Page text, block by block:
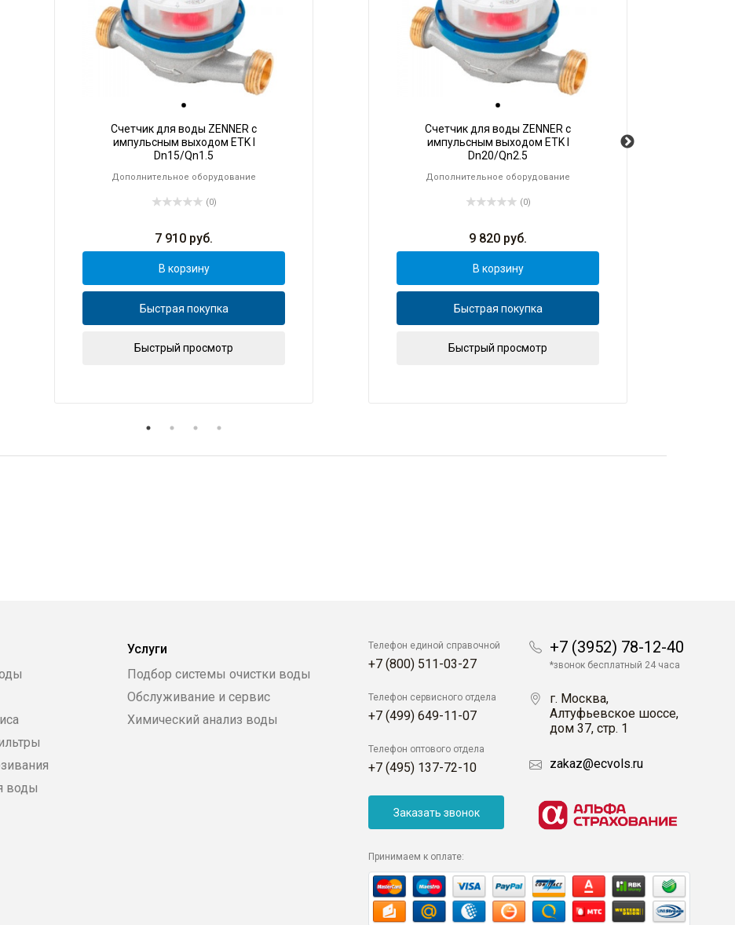
Счетчик для воды ZENNER с
импульсным выходом ETK I
Dn15/Qn1.5
Дополнительное оборудование
(0)
7 910 руб.
В корзину
Быстрая покупка
Быстрый просмотр
Счетчик для воды ZENNER с
импульсным выходом ETK I
Dn20/Qn2.5
Дополнительное оборудование
(0)
9 820 руб.
В корзину
Быстрая покупка
Быстрый просмотр
воды
Услуги
Подбор системы очистки воды
Обслуживание и сервис
Химический анализ воды
Телефон единой справочной
+7 (800) 511-03-27
Телефон сервисного отдела
+7 (499) 649-11-07
Телефон оптового отдела
+7 (495) 137-72-10
Заказать звонок
+7 (3952) 78-12-40
*звонок бесплатный 24 часа
г. Москва,
Алтуфьевское шоссе,
дом 37, стр. 1
zakaz@ecvols.ru
Принимаем к оплате: